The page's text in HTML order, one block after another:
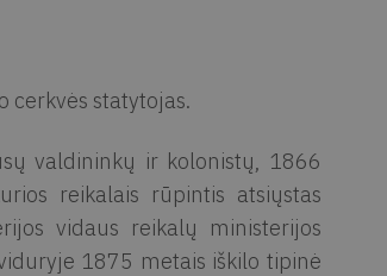
cerkvės statytojas.
valdininkų ir kolonistų, 1866
reikalais rūpintis atsiųstas
vidaus reikalų ministerijos
1875 metais iškilo tipinė